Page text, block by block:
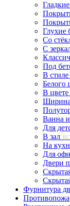
Глухие
Со
С
Под
В
Белого
В цвете
Ванна и
Для
В зал
На
Для
Двери
Фурнитура